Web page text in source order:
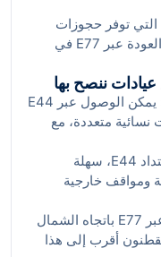
التي توفر حجوزات
مسائية وافتراضية قد توفّر عليكِ طريق العودة عبر E77 في
ننصح بها
يمكن الوصول عبر E44
نسائية متعددة، مع
على امتداد E44، سهلة
ومواقف خارجية
عبر E77 باتجاه الشمال
لسكان لهباب 2 أو من يقطنون أقرب إلى هذا